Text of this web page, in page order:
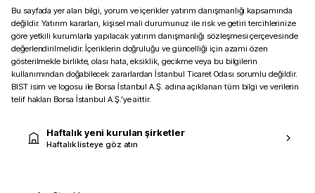
Bu sayfada yer alan bilgi, yorum ve içerikler yatırım danışmanlığı kapsamında
değildir. Yatırım kararları, kişisel mali durumunuz ile risk ve getiri tercihlerinize
göre yetkili kurumlarla yapılacak yatırım danışmanlığı sözleşmesi çerçevesinde
değerlendirilmelidir. İçeriklerin doğruluğu ve güncelliği için azami özen
gösterilmekle birlikte, olası hata, eksiklik, gecikme veya bu bilgilerin
kullanımından doğabilecek zararlardan İstanbul Ticaret Odası sorumlu değildir.
BIST isim ve logosu ile Borsa İstanbul A.Ş. adına açıklanan tüm bilgi ve verilerin
telif hakları Borsa İstanbul A.Ş.’ye aittir.
Haftalık yeni kurulan şirketler
Haftalık listeye göz atın